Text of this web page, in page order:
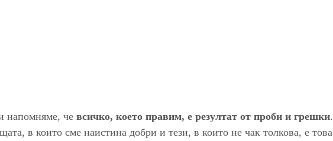
напомняме, че всичко, което правим, е резултат от проби и грешки.
в които сме наистина добри и тези, в които не чак толкова, е това